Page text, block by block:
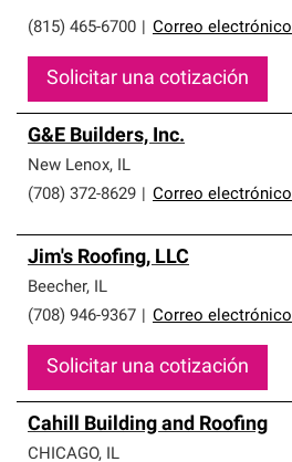
(815) 465-6700 Correo electrónico
Solicitar una cotización
G&E Builders, Inc.
New Lenox, IL
(708) 372-8629
Correo electrónico
Jim's Roofing, LLC
Beecher, IL
(708) 946-9367
Correo electrónico
Solicitar una cotización
Cahill Building and Roofing
CHICAGO, IL